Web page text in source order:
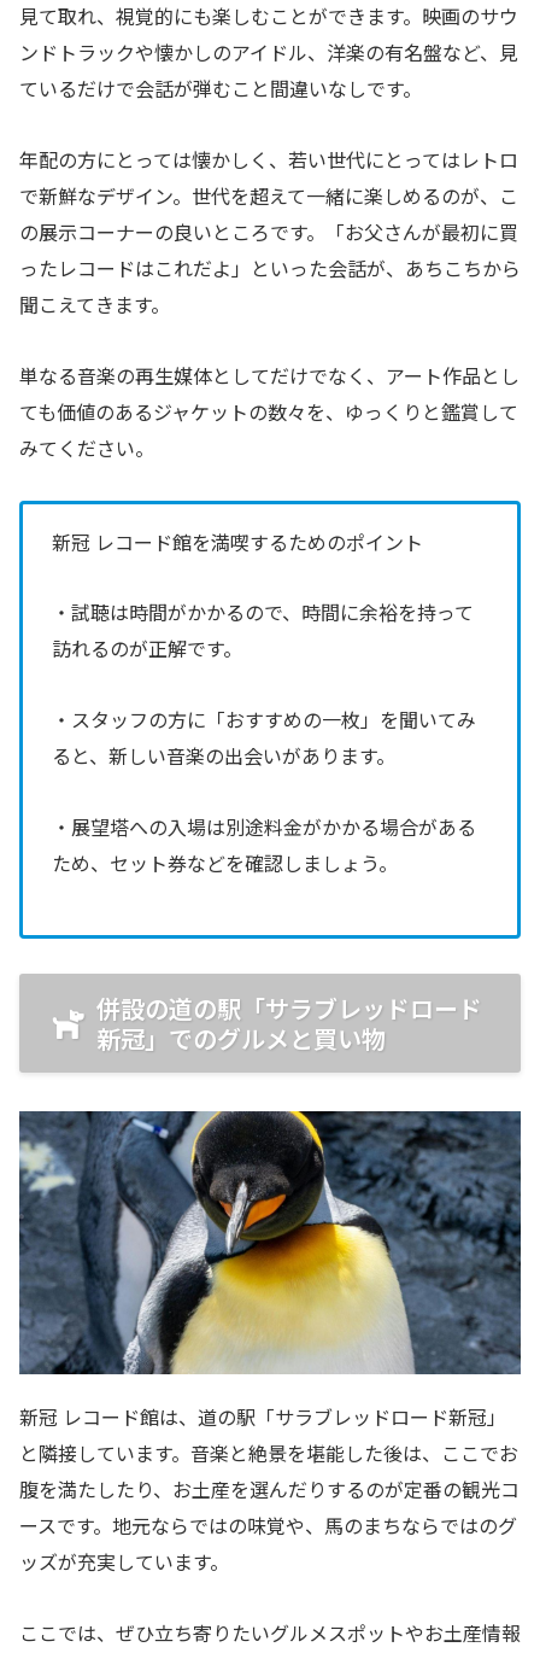
見て取れ、視覚的にも楽しむことができます。映画のサウ
ンドトラックや懐かしのアイドル、洋楽の有名盤など、見
ているだけで会話が弾むこと間違いなしです。
年配の方にとっては懐かしく、若い世代にとってはレトロ
で新鮮なデザイン。世代を超えて一緒に楽しめるのが、こ
の展示コーナーの良いところです。「お父さんが最初に買
ったレコードはこれだよ」といった会話が、あちこちから
聞こえてきます。
単なる音楽の再生媒体としてだけでなく、アート作品とし
ても価値のあるジャケットの数々を、ゆっくりと鑑賞して
みてください。
新冠 レコード館を満喫するためのポイント
・試聴は時間がかかるので、時間に余裕を持って
訪れるのが正解です。
・スタッフの方に「おすすめの一枚」を聞いてみ
ると、新しい音楽の出会いがあります。
・展望塔への入場は別途料金がかかる場合がある
ため、セット券などを確認しましょう。
併設の道の駅「サラブレッドロード
新冠」でのグルメと買い物
新冠 レコード館は、道の駅「サラブレッドロード新冠」
と隣接しています。音楽と絶景を堪能した後は、ここでお
腹を満たしたり、お土産を選んだりするのが定番の観光コ
ースです。地元ならではの味覚や、馬のまちならではのグ
ッズが充実しています。
ここでは、ぜひ立ち寄りたいグルメスポットやお土産情報